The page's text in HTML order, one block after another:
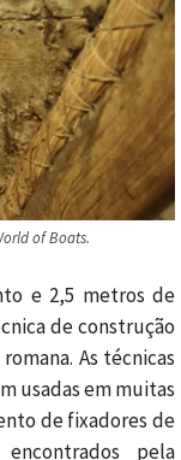
of Boats.
e 2,5 metros de
de construção
As técnicas
usadas em muitas
de fixadores de
pela